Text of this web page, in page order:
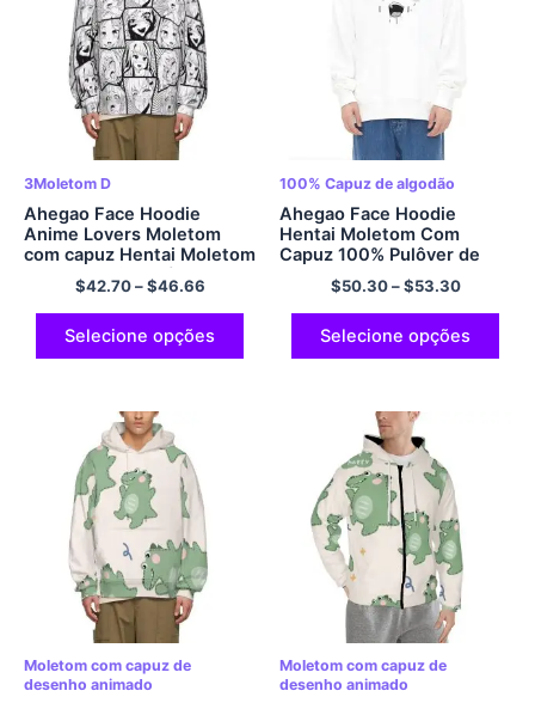
3Moletom D
Ahegao Face Hoodie
Anime Lovers Moletom
com capuz Hentai Moletom
com capuz japonês
Moletom com capuz de
poliéster
$42.70–$46.66
Selecione opções
100% Capuz de algodão
Ahegao Face Hoodie
Hentai Moletom Com
Capuz 100% Pulôver de
algodão com capuz e
manga comprida
multicolorido
$50.30–$53.30
Selecione opções
Moletom com capuz de
desenho animado
Moletom com capuz de
desenho animado